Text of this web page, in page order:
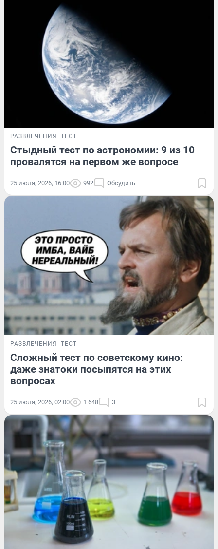
РАЗВЛЕЧЕНИЯ ТЕСТ
Стыдный тест по астрономии: 9 из 10
провалятся на первом же вопросе
25 июля, 2026, 16:00 992 Обсудить
РАЗВЛЕЧЕНИЯ ТЕСТ
Сложный тест по советскому кино:
даже знатоки посыпятся на этих
вопросах
25 июля, 2026, 02:00 1 648 3